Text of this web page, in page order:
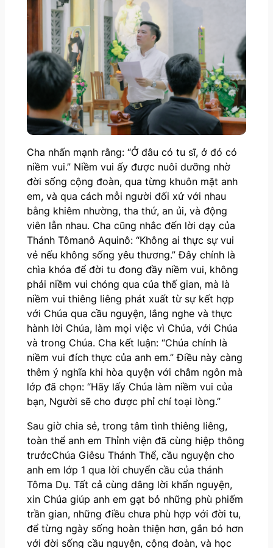
Cha nhấn mạnh rằng: “Ở đâu có tu sĩ, ở đó có
niềm vui.” Niềm vui ấy được nuôi dưỡng nhờ
đời sống cộng đoàn, qua từng khuôn mặt anh
em, và qua cách mỗi người đối xử với nhau
bằng khiêm nhường, tha thứ, an ủi, và động
viên lẫn nhau. Cha cũng nhắc đến lời dạy của
Thánh Tômanô Aquinô: “Không ai thực sự vui
vẻ nếu không sống yêu thương.” Đây chính là
chìa khóa để đời tu đong đầy niềm vui, không
phải niềm vui chóng qua của thế gian, mà là
niềm vui thiêng liêng phát xuất từ sự kết hợp
với Chúa qua cầu nguyện, lắng nghe và thực
hành lời Chúa, làm mọi việc vì Chúa, với Chúa
và trong Chúa. Cha kết luận: “Chúa chính là
niềm vui đích thực của anh em.” Điều này càng
thêm ý nghĩa khi hòa quyện với châm ngôn mà
lớp đã chọn: “Hãy lấy Chúa làm niềm vui của
bạn, Người sẽ cho được phỉ chí toại lòng.”
Sau giờ chia sẻ, trong tâm tình thiêng liêng,
toàn thể anh em Thỉnh viện đã cùng hiệp thông
trướcChúa Giêsu Thánh Thể, cầu nguyện cho
anh em lớp 1 qua lời chuyển cầu của thánh
Tôma Dụ. Tất cả cùng dâng lời khẩn nguyện,
xin Chúa giúp anh em gạt bỏ những phù phiếm
trần gian, những điều chưa phù hợp với đời tu,
để từng ngày sống hoàn thiện hơn, gắn bó hơn
với đời sống cầu nguyện, cộng đoàn, và học